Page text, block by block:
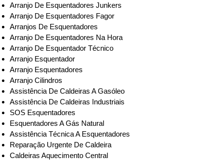
Arranjo De Esquentadores Junkers
Arranjo De Esquentadores Fagor
Arranjos De Esquentadores
Arranjo De Esquentadores Na Hora
Arranjo De Esquentador Técnico
Arranjo Esquentador
Arranjo Esquentadores
Arranjo Cilindros
Assistência De Caldeiras A Gasóleo
Assistência De Caldeiras Industriais
SOS Esquentadores
Esquentadores A Gás Natural
Assistência Técnica A Esquentadores
Reparação Urgente De Caldeira
Caldeiras Aquecimento Central